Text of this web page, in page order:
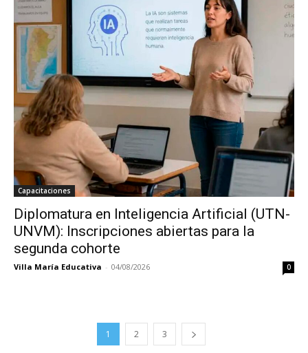
Capacitaciones
Diplomatura en Inteligencia Artificial (UTN-
UNVM): Inscripciones abiertas para la
segunda cohorte
Villa María Educativa - 04/08/2026 0
1 2 3